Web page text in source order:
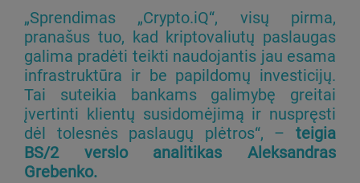
„Sprendimas „Crypto.iQ“, visų pirma,
pranašus tuo, kad kriptovaliutų paslaugas
galima pradėti teikti naudojantis jau esama
infrastruktūra ir be papildomų investicijų.
Tai suteikia bankams galimybę greitai
įvertinti klientų susidomėjimą ir nuspręsti
dėl tolesnės paslaugų plėtros“, – teigia
BS/2 verslo analitikas Aleksandras
Grebenko.